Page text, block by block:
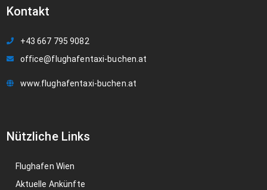
Kontakt
+43 667 795 9082
office@flughafentaxi-buchen.at
www.flughafentaxi-buchen.at
Nützliche Links
Flughafen Wien
Aktuelle Ankünfte